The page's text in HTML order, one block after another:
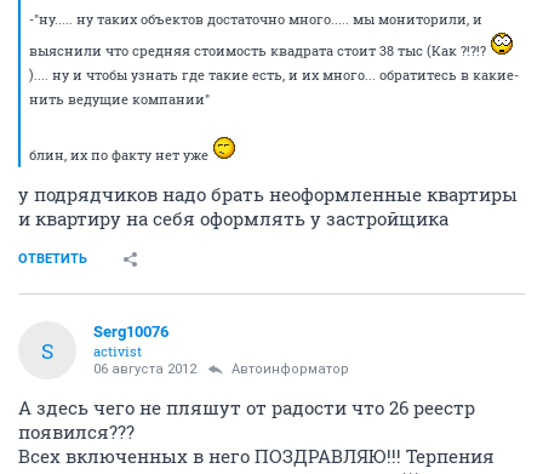
-"ну..... ну таких объектов достаточно много..... мы мониторили, и
выяснили что средняя стоимость квадрата стоит 38 тыс (Как ?!?!?
).... ну и чтобы узнать где такие есть, и их много... обратитесь в какие-
нить ведущие компании"
блин, их по факту нет уже
у подрядчиков надо брать неоформленные квартиры
и квартиру на себя оформлять у застройщика
ОТВЕТИТЬ
S
Serg10076
activist
06 августа 2012 Автоинформатор
А здесь чего не пляшут от радости что 26 реестр
появился???
Всех включенных в него ПОЗДРАВЛЯЮ!!! Терпения